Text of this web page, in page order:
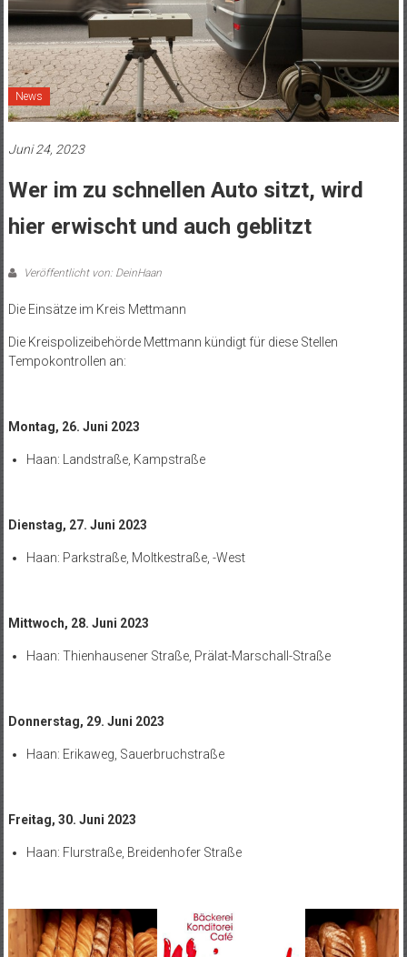
News
Juni 24, 2023
Wer im zu schnellen Auto sitzt, wird
hier erwischt und auch geblitzt
Veröffentlicht von: DeinHaan
Die Einsätze im Kreis Mettmann
Die Kreispolizeibehörde Mettmann kündigt für diese Stellen
Tempokontrollen an:
Montag, 26. Juni 2023
Haan: Landstraße, Kampstraße
Dienstag, 27. Juni 2023
Haan: Parkstraße, Moltkestraße, -West
Mittwoch, 28. Juni 2023
Haan: Thienhausener Straße, Prälat-Marschall-Straße
Donnerstag, 29. Juni 2023
Haan: Erikaweg, Sauerbruchstraße
Freitag, 30. Juni 2023
Haan: Flurstraße, Breidenhofer Straße